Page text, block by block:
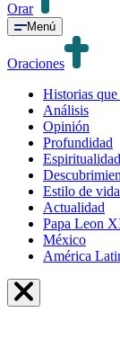
Orar
Menú
Oraciones
Historias
Análisis
Opinión
Profundidad
Espiritualidad
Estilo de vida
Actualidad
Papa Leon
México
América